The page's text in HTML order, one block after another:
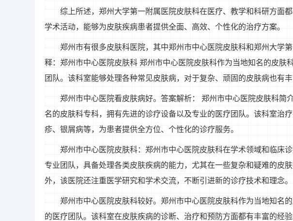
综上所述，郑州大学第一附属医院皮肤科在医疗、教学和科研方面
学术活动，能够为皮肤疾病患者提供全面、高效、个性化的治疗方案。
郑州市有很多皮肤科医院，其中郑州市中心医院皮肤科和郑州大学
释：郑州市中心医院皮肤科 郑州市中心医院皮肤科作为当地知名的皮肤
团队。该科室能够处理各种常见皮肤病，对于复杂、顽固的皮肤病也有丰
郑州市中心医院看皮肤病好。答案解析： 郑州市中心医院皮肤科简
名的皮肤科专科，拥有先进的诊疗设备以及专业的医疗团队。该科室治
疹、银屑病等，为患者提供全方位、个性化的诊疗服务。
郑州市中心医院皮肤科：郑州市中心医院皮肤科在学术领域和临床
专业团队，具备处理各类皮肤疾病的能力，尤其在一些复杂和疑难的皮
外，该医院还注重医学研究和学术交流，不断引进新的诊疗技术和理念。
郑州市中心医院皮肤科较好。郑州市中心医院皮肤科作为当地知名
的医疗团队。该科室在皮肤疾病的诊断、治疗和预防方面都有丰富的经